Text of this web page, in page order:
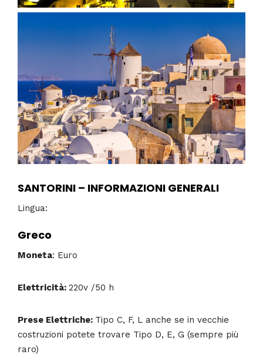
SANTORINI – INFORMAZIONI GENERALI
Lingua:
Greco
Moneta: Euro
Elettricità: 220v /50 h
Prese Elettriche: Tipo C, F, L anche se in vecchie
costruzioni potete trovare Tipo D, E, G (sempre più
raro)